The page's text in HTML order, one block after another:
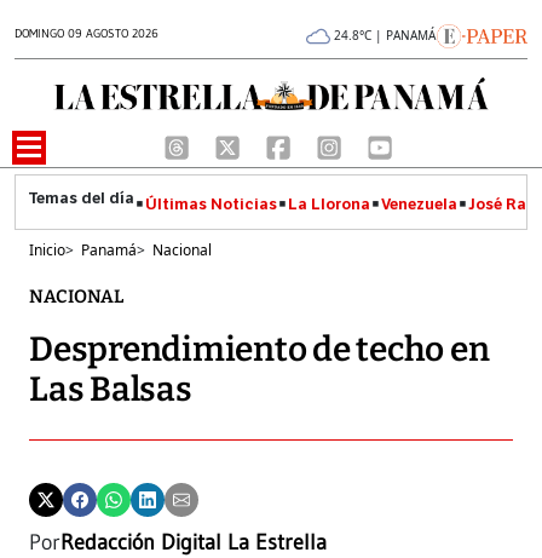
DOMINGO 09 AGOSTO 2026 24.8°C | PANAMÁ
Últimas Noticias La Llorona Venezuela José
Inicio> Panamá> Nacional
NACIONAL
Desprendimiento de techo en
Las Balsas
PorRedacción Digital La Estrella